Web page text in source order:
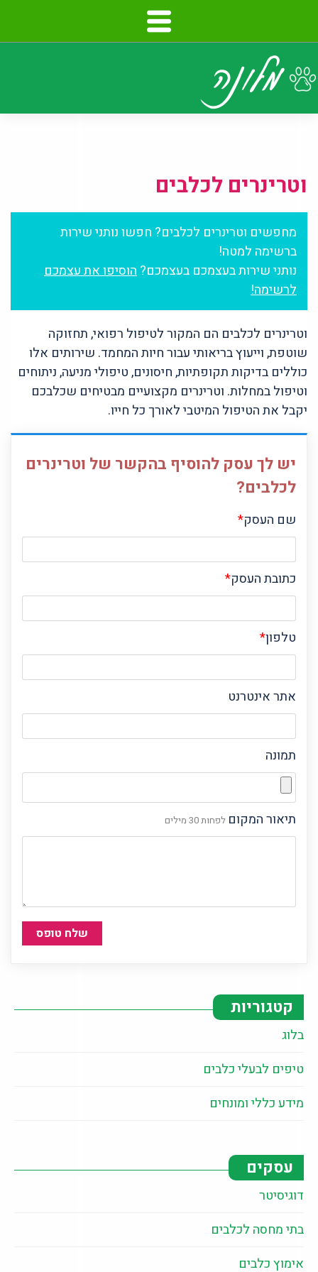
וטרינרים לכלבים
מחפשים וטרינרים לכלבים? חפשו נותני שירות
ברשימה למטה!
נותני שירות בעצמכם בעצמכם?הוסיפו את עצמכם
לרשימה!
וטרינרים לכלבים הם המקור לטיפול רפואי, תחזוקה
שוטפת, וייעוץ בריאותי עבור חיות המחמד. שירותים אלו
כוללים בדיקות תקופתיות, חיסונים, טיפולי מניעה, ניתוחים
וטיפול במחלות. וטרינרים מקצועיים מבטיחים שכלבכם
יקבל את הטיפול המיטבי לאורך כל חייו.
יש לך עסק להוסיף בהקשר של וטרינרים
לכלבים?
שם העסק*
כתובת העסק*
טלפון*
אתר אינטרנט
תמונה
תיאור המקום לפחות 30 מילים
שלח טופס
קטגוריות
בלוג
טיפים לבעלי כלבים
מידע כללי ומונחים
עסקים
דוגיסיטר
בתי מחסה לכלבים
אימוץ כלבים